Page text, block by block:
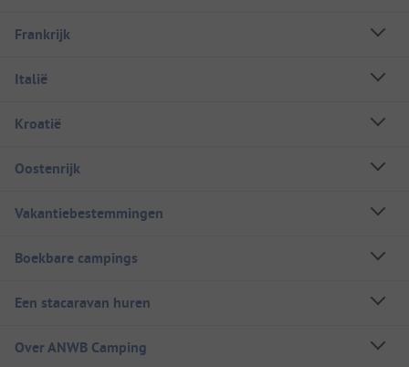
Frankrijk
Italië
Kroatië
Oostenrijk
Vakantiebestemmingen
Boekbare campings
Een stacaravan huren
Over ANWB Camping